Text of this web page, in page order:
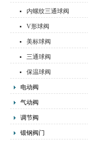
内螺纹三通球阀
V形球阀
美标球阀
三通球阀
保温球阀
电动阀
气动阀
调节阀
锻钢阀门